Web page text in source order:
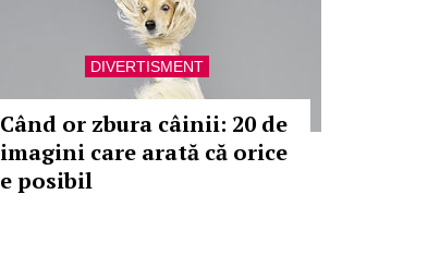
DIVERTISMENT
Când or zbura câinii: 20 de
imagini care arată că orice
e posibil